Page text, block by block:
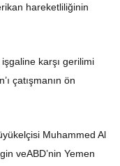
hareketliliğinin
karşı gerilimi
çatışmanın ön
Muhammed Al
veABD’nin Yemen